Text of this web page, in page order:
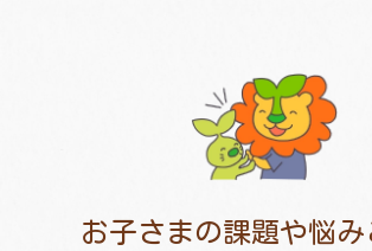
お子さまの課題や悩み